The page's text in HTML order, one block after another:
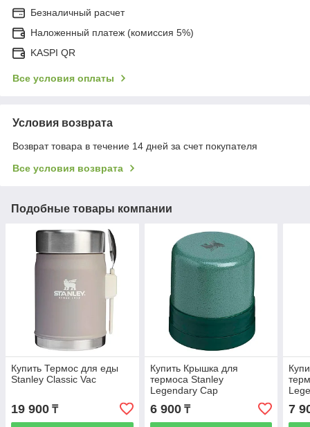
Безналичный расчет
Наложенный платеж (комиссия 5%)
KASPI QR
Все условия оплаты
Условия возврата
Возврат товара в течение 14 дней за счет покупателя
Все условия возврата
Подобные товары компании
Купить Термос для еды
Stanley Classic Vac
19 900 ₸
Купить Крышка для
термоса Stanley
Legendary Cap
6 900₸ 7